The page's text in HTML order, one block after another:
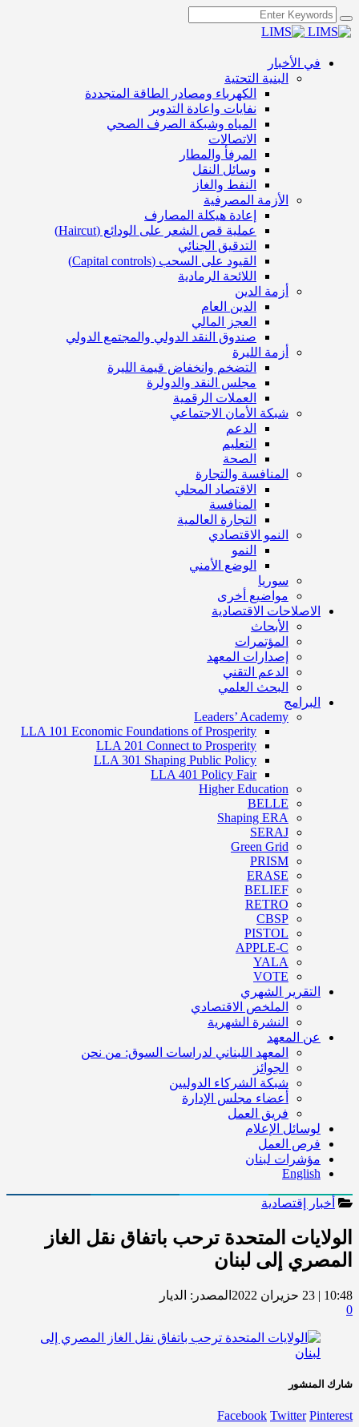
في الأخبار
البنية التحتية
الكهرباء ومصادر الطاقة المتجددة
نفايات واعادة التدوير
المياه وشبكة الصرف الصحي
الاتصالات
المرفأ والمطار
وسائل النقل
النفط والغاز
الأزمة المصرفية
إعادة هيكلة المصارف
عملية قص الشعر على الودائع (Haircut)
التدقيق الجنائي
القيود على السحب (Capital controls)
اللائحة الرمادية
أزمة الدين
الدين العام
العجز المالي
صندوق النقد الدولي والمجتمع الدولي
أزمة الليرة
التضخم وانخفاض قيمة الليرة
مجلس النقد والدولرة
العملات الرقمية
شبكة الأمان الاجتماعي
الدعم
التعليم
الصحة
المنافسة والتجارة
الاقتصاد المحلي
المنافسة
التجارة العالمية
النمو الاقتصادي
النمو
الوضع الأمني
سوريا
مواضيع أخرى
الاصلاحات الاقتصادية
الأبحاث
المؤتمرات
إصدارات المعهد
الدعم التقني
البحث العلمي
البرامج
Leaders’ Academy
LLA 101 Economic Foundations of Prosperity
LLA 201 Connect to Prosperity
LLA 301 Shaping Public Policy
LLA 401 Policy Fair
Higher Education
BELLE
Shaping ERA
SERAJ
Green Grid
PRISM
ERASE
BELIEF
RETRO
CBSP
PISTOL
APPLE-C
YALA
VOTE
التقرير الشهري
الملخص الاقتصادي
النشرة الشهرية
عن المعهد
المعهد اللبناني لدراسات السوق: من نحن
الجوائز
شبكة الشركاء الدوليين
أعضاء مجلس الإدارة
فريق العمل
لوسائل الإعلام
فرص العمل
مؤشرات لبنان
English
أخبار إقتصادية
الولايات المتحدة ترحب باتفاق نقل الغاز
المصري إلى لبنان
10:48 | 23 حزيران 2022 المصدر: الديار
0
شارك المنشور
Facebook Twitter Pinterest